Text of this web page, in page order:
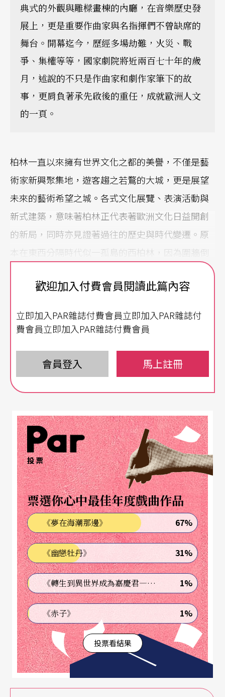
典式的外觀與雕樑畫棟的內廳，在音樂歷史發
展上，更是重要作曲家與名指揮們不曾缺席的
舞台。開幕迄今，歷經多場劫難，火災、戰
爭、集權等等，國家劇院將近兩百七十年的歲
月，述說的不只是作曲家和劇作家筆下的故
事，更肩負著承先啟後的重任，成就歐洲人文
的一頁。
柏林一直以來擁有世界文化之都的美譽，不僅是藝
術家新興聚集地，遊客趨之若鶩的大城，更是展望
未來的藝術希望之城。各式文化展覽、表演活動與
新式建築，意味著柏林正代表著歐洲文化日益開創
的新局，同時亦見證著過往的歷史與時代變遷。原
本在東西分隔時代似一孤島的西柏林，因為圍牆倒
塌，消弭了形式上的東西界線，也因其城市特質本
附於多元性和開放性，再加上較低的生活消費，自
柏林也從一九二○以來的風光黃金時代後，再度逐
番欣欣向榮的文化願景，其實早在十八世紀中葉就
已慢慢扎根，一向透過軍事武力遍行勢力的普魯士
君王，為了以更文明的方式擴張其政治影響力，成
立了學術文化殿堂「藝術學會」（Akademie der K
ünste，1704），並為實踐菲德烈大帝（Friedrich d
er Große，1712-1786）以文化征服天下的夢想，
於一七四二年啟用了皇室劇院，這座皇室劇院正是
今天的柏林菩提大道國家劇院（Staatsoper Unter d
en Linden）。
全球沒有一個城市能像柏林一樣，同時擁有三家歌
劇院，為縮短政府經費資助的進程目標，而又要同
時保障藝術品質，二○○三年在整合過程中決議成
立了「柏林歌劇院基金會」（Berliner Opernstiftun
g），讓三家劇院皆能生存下來，原則上各家劇院保
持節目自製的獨特性，但全年預算大部分均仍仰賴
政府補助，另外再透過企業贊助等方式籌措剩餘經
費。劇院們彼此擁有獨立經營權，卻免不了相互競
爭；幸運的，這三家劇院提供的精采劇目，與所能
歡迎加入付費會員閱讀此篇內容
立即加入PAR雜誌付費會員立即加入PAR雜誌付
費會員立即加入PAR雜誌付費會員
會員登入 馬上註冊
投票
票選你心中最佳年度戲曲作品
《夢在海潮那邊》 67%
《幽戀牡丹》 31%
《轉生到異世界成為嘉慶君—發現我的祖先是詐騙集團!?》 1%
《赤子》 1%
投票看結果